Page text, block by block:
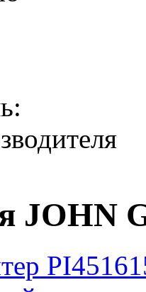
JOHN